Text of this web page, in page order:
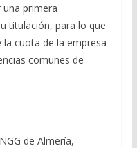
primera
titulación, para lo que
la cuota de la empresa
comunes de
de Almería,